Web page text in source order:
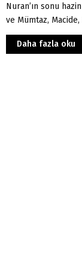
Nuran’ın sonu
ve Mümtaz, Macide,
Daha fazla oku